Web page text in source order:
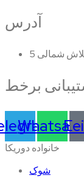
آدرس
شمالی 5
برخط
خانواده دوریکا
شوک